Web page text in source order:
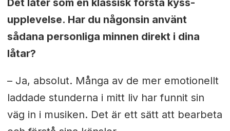
Det låter som en klassisk första kyss-
upplevelse. Har du någonsin använt
sådana personliga minnen direkt i dina
låtar?
– Ja, absolut. Många av de mer emotionellt
laddade stunderna i mitt liv har funnit sin
väg in i musiken. Det är ett sätt att bearbeta